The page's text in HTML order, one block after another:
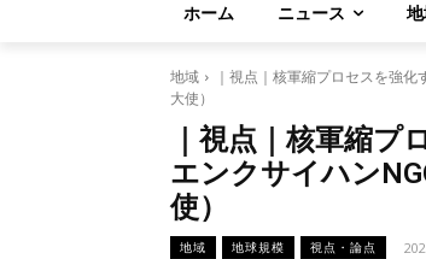
ホーム ニュース
地域
｜視点｜核軍縮プロセスを強
大使）
｜視点｜核軍縮
エンクサイハン
使）
地域 地球規模 視点・論点